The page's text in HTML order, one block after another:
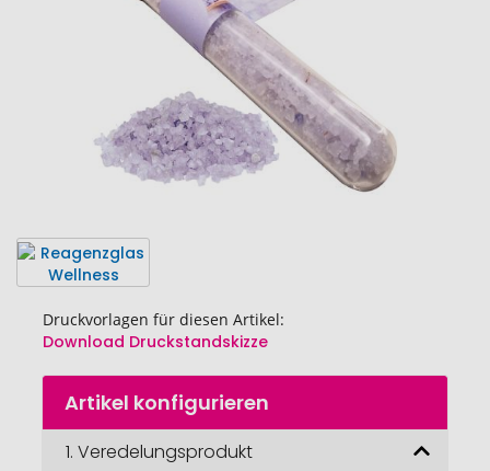
Druckvorlagen für diesen Artikel:
Download Druckstandskizze
Zum
Anfang
Bildgalerie
Artikel konfigurieren
1. Veredelungsprodukt
Reagenzglas